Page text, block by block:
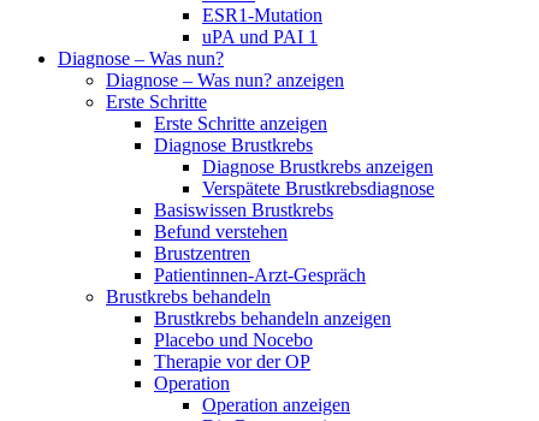
ESR1-Mutation
uPA und PAI 1
Diagnose – Was nun?
Diagnose – Was nun? anzeigen
Erste Schritte
Erste Schritte anzeigen
Diagnose Brustkrebs
Diagnose Brustkrebs anzeigen
Verspätete Brustkrebsdiagnose
Basiswissen Brustkrebs
Befund verstehen
Brustzentren
Patientinnen-Arzt-Gespräch
Brustkrebs behandeln
Brustkrebs behandeln anzeigen
Placebo und Nocebo
Therapie vor der OP
Operation
Operation anzeigen